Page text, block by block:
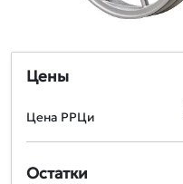
Цены
Цена РРЦи
Остатки